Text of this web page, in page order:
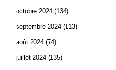
octobre 2024 (134)
septembre 2024 (113)
août 2024 (74)
juillet 2024 (135)